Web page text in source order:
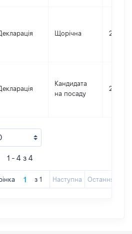
Щорічна 2023
Кандидата
на посаду
2021
1 - 4 з 4
з 1 Наступна Остання